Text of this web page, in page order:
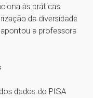
às práticas
da diversidade
apontou a professora
dados do PISA